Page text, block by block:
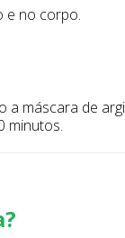
e no corpo.
máscara de
minutos.